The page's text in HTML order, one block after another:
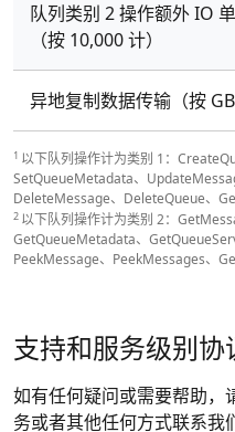
队列类别 2 操作额外 IO
（按 10,000 计）
异地复制数据传输（按 GB
1 以下队列操作计为类别 1：
SetQueueMetadata、
DeleteMessage、DeleteQueue、
2 以下队列操作计为类别 2：
GetQueueMetadata、
PeekMessage、PeekMessages、
支持和服务级别协
如有任何疑问或需要帮助，
务或者其他任何方式联系我